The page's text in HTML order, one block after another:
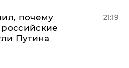
почему
Путина
21:19